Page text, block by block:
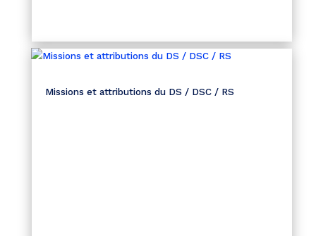
Missions et attributions du DS / DSC / RS